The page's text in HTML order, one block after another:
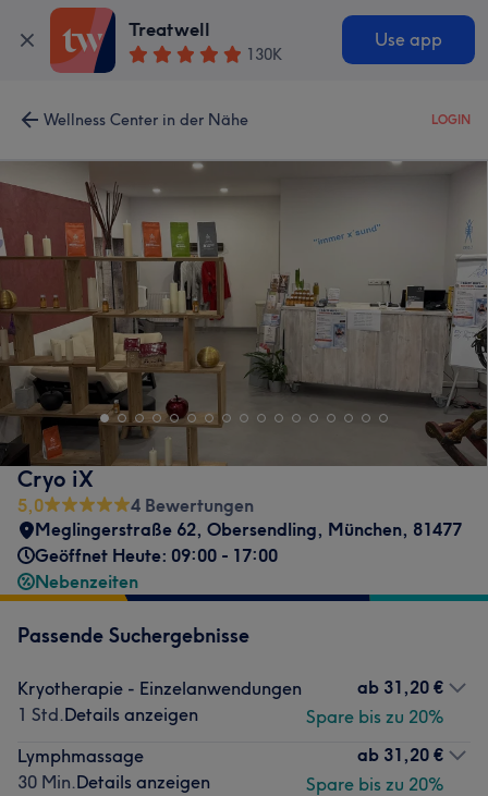
Treatwell
130K
Use app
Wellness Center in der Nähe LOGIN
Cryo iX
5,0
4 Bewertungen
Meglingerstraße 62, Obersendling, München, 81477
Geöffnet Heute: 09:00 - 17:00
Nebenzeiten
Passende Suchergebnisse
Kryotherapie - Einzelanwendungen
1 Std.Details anzeigen
ab 31,20 €
Spare bis zu 20%
Lymphmassage
30 Min.Details anzeigen
ab 31,20 €
Spare bis zu 20%